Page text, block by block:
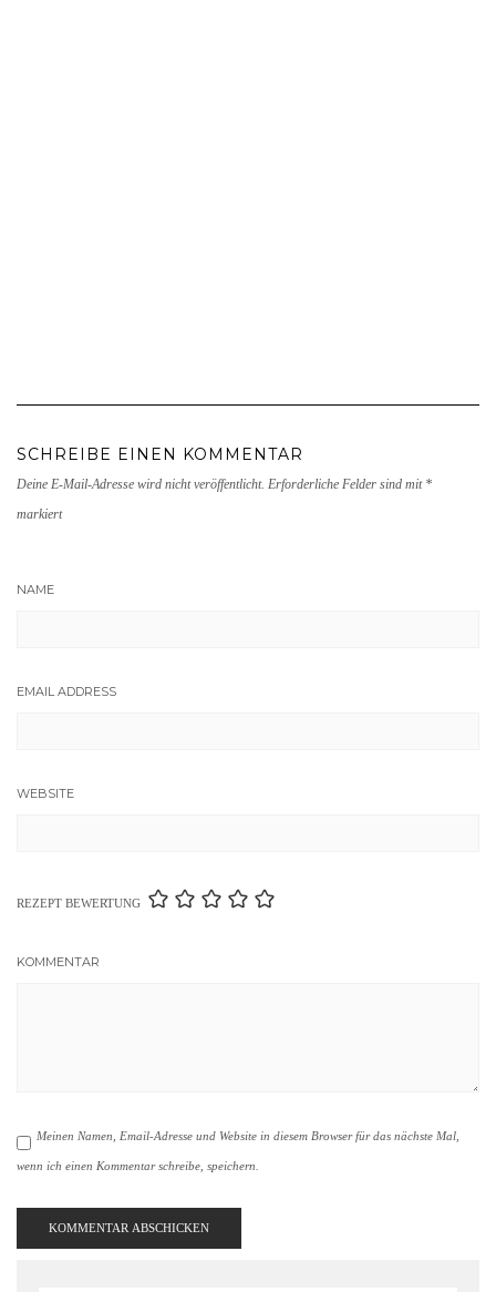
SCHREIBE EINEN KOMMENTAR
Deine E-Mail-Adresse wird nicht veröffentlicht. Erforderliche Felder sind mit *
markiert
NAME
EMAIL ADDRESS
WEBSITE
REZEPT BEWERTUNG
KOMMENTAR
Meinen Namen, Email-Adresse und Website in diesem Browser für das nächste Mal,
wenn ich einen Kommentar schreibe, speichern.